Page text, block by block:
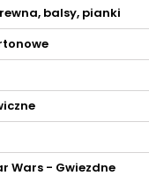
balsy, pianki
Wars - Gwiezdne